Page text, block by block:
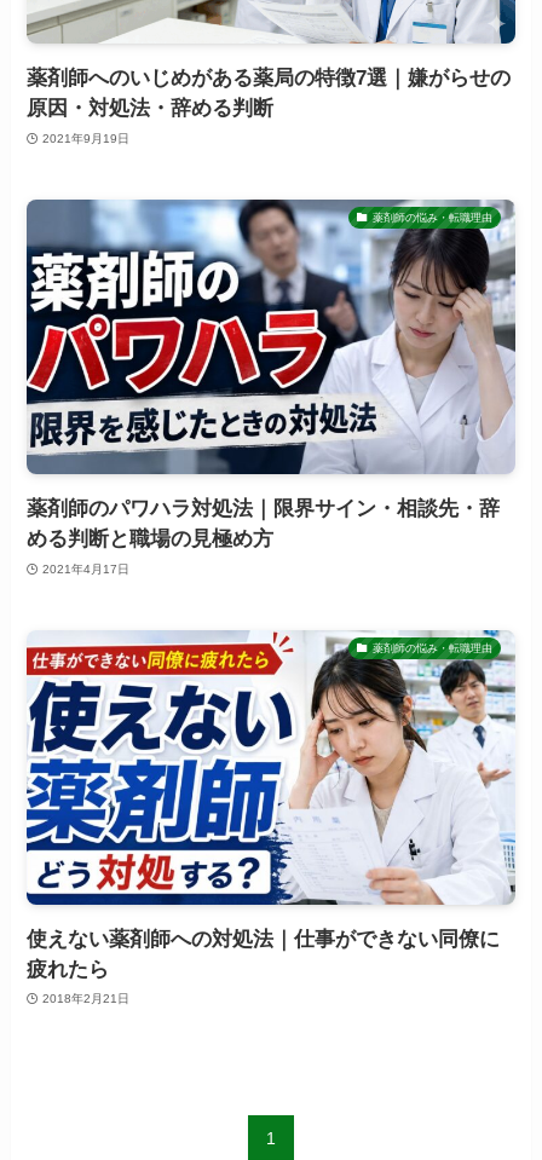
薬剤師へのいじめがある薬局の特徴7選｜嫌がらせの
原因・対処法・辞める判断
2021年9月19日
薬剤師の悩み・転職理由
薬剤師のパワハラ対処法｜限界サイン・相談先・辞
める判断と職場の見極め方
2021年4月17日
薬剤師の悩み・転職理由
使えない薬剤師への対処法｜仕事ができない同僚に
疲れたら
2018年2月21日
1